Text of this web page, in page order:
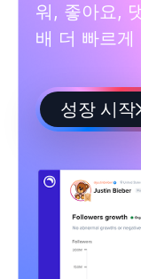
워, 좋아요,
배 더 빠르게
성장 시작